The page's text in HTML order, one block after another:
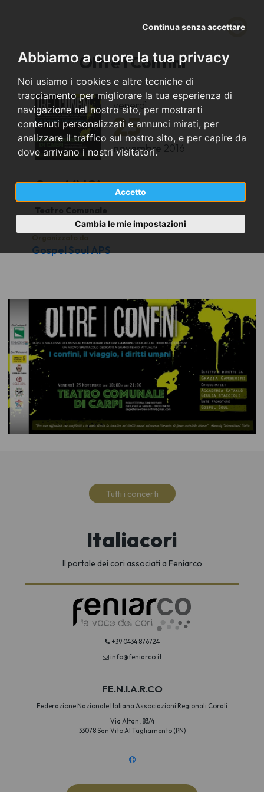
Abbiamo a cuore la tua privacy
Noi usiamo i cookies e altre tecniche di
tracciamento per migliorare la tua esperienza di
navigazione nel nostro sito, per mostrarti
contenuti personalizzati e annunci mirati, per
analizzare il traffico sul nostro sito, e per capire da
dove arrivano i nostri visitatori.
Accetto
Continua senza accettare
Cambia le mie impostazioni
Oltre i Confini
venerdì
25
novembre 2016
Carpi (MO)
Teatro Comunale
Gospel Soul APS
Tutti i concerti
Italiacori
Il portale dei cori associati a Feniarco
+39 0434 876724
info@feniarco.it
FE.N.I.A.R.CO
Federazione Nazionale Italiana Associazioni Regionali Corali
Via Altan, 83/4
33078 San Vito Al Tagliamento (PN)